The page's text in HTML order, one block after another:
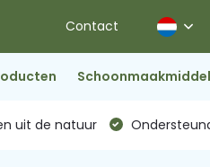
Contact
uit de natuur